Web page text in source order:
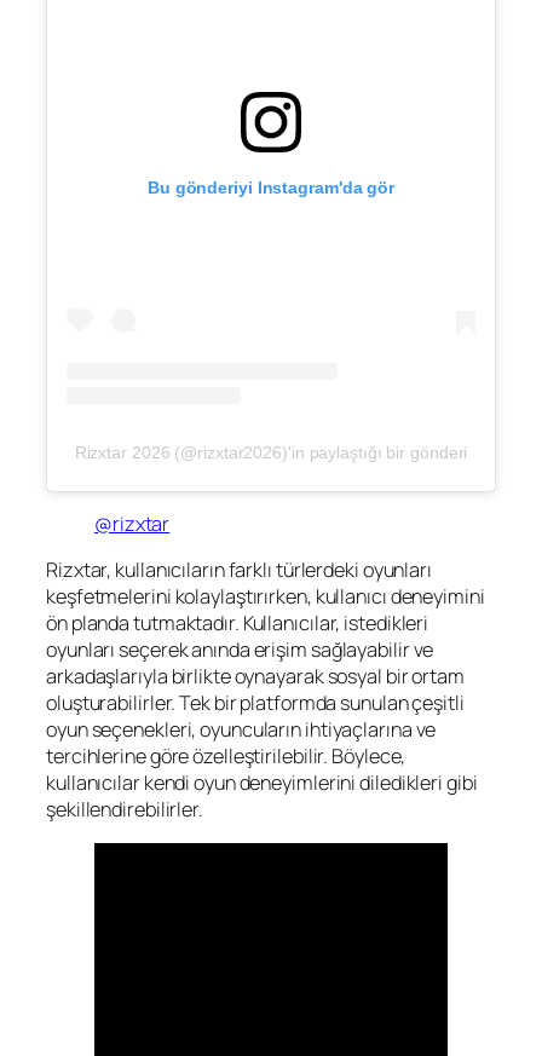
Bu gönderiyi Instagram'da gör
Rizxtar 2026 (@rizxtar2026)'in paylaştığı bir gönderi
@rizxtar
Rizxtar, kullanıcıların farklı türlerdeki oyunları
keşfetmelerini kolaylaştırırken, kullanıcı deneyimini
ön planda tutmaktadır. Kullanıcılar, istedikleri
oyunları seçerek anında erişim sağlayabilir ve
arkadaşlarıyla birlikte oynayarak sosyal bir ortam
oluşturabilirler. Tek bir platformda sunulan çeşitli
oyun seçenekleri, oyuncuların ihtiyaçlarına ve
tercihlerine göre özelleştirilebilir. Böylece,
kullanıcılar kendi oyun deneyimlerini diledikleri gibi
şekillendirebilirler.